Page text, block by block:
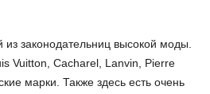
законодательниц высокой моды.
Vuitton, Cacharel, Lanvin, Pierre
марки. Также здесь есть очень